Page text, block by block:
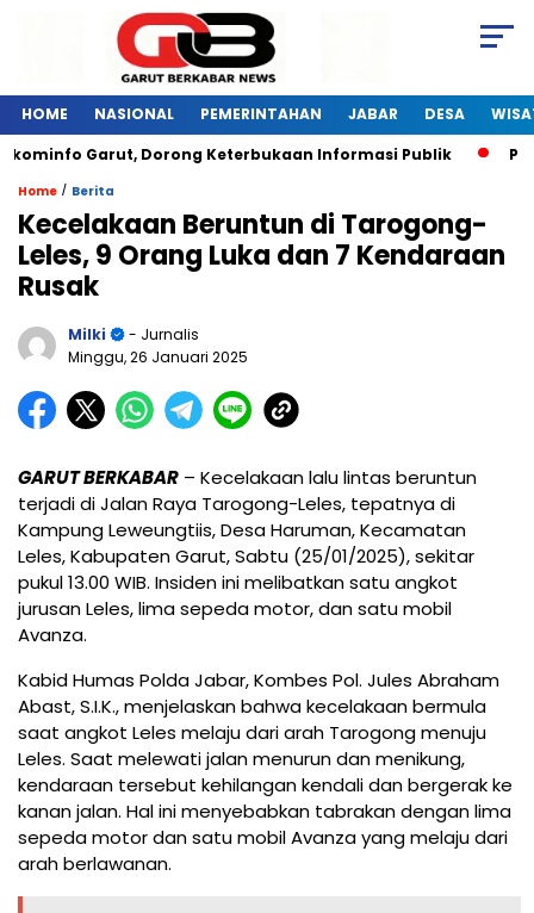
HOME NASIONAL PEMERINTAHAN JABAR DESA
Garut, Dorong Keterbukaan Informasi Publik
Home / Berita
Kecelakaan Beruntun di Tarogong-
Leles, 9 Orang Luka dan 7 Kendaraan
Rusak
Milki
- Jurnalis
Minggu, 26 Januari 2025
GARUT BERKABAR – Kecelakaan lalu lintas beruntun
terjadi di Jalan Raya Tarogong-Leles, tepatnya di
Kampung Leweungtiis, Desa Haruman, Kecamatan
Leles, Kabupaten Garut, Sabtu (25/01/2025), sekitar
pukul 13.00 WIB. Insiden ini melibatkan satu angkot
jurusan Leles, lima sepeda motor, dan satu mobil
Avanza.
Kabid Humas Polda Jabar, Kombes Pol. Jules Abraham
Abast, S.I.K., menjelaskan bahwa kecelakaan bermula
saat angkot Leles melaju dari arah Tarogong menuju
Leles. Saat melewati jalan menurun dan menikung,
kendaraan tersebut kehilangan kendali dan bergerak ke
kanan jalan. Hal ini menyebabkan tabrakan dengan lima
sepeda motor dan satu mobil Avanza yang melaju dari
arah berlawanan.